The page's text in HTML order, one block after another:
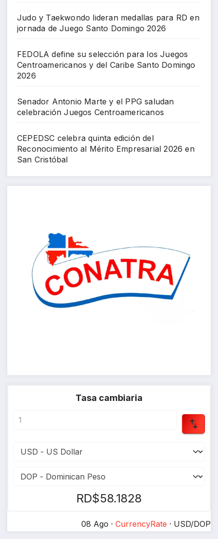
Judo y Taekwondo lideran medallas para RD en
jornada de Juego Santo Domingo 2026
FEDOLA define su selección para los Juegos
Centroamericanos y del Caribe Santo Domingo
2026
Senador Antonio Marte y el PPG saludan
celebración Juegos Centroamericanos
CEPEDSC celebra quinta edición del
Reconocimiento al Mérito Empresarial 2026 en
San Cristóbal
Tasa cambiaria
RD$58.1828
08 Ago · CurrencyRate · USD/DOP